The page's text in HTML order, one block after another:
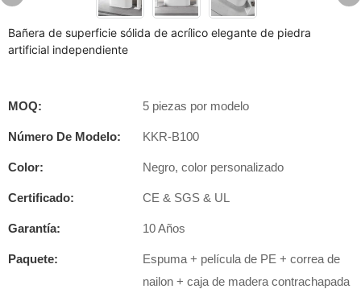
Bañera de superficie sólida de acrílico elegante de piedra
artificial independiente
MOQ: 5 piezas por modelo
Número De Modelo: KKR-B100
Color: Negro, color personalizado
Certificado: CE & SGS & UL
Garantía: 10 Años
Paquete:
Espuma + película de PE + correa de
nailon + caja de madera contrachapada